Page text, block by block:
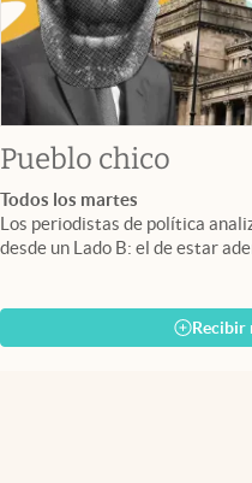
Pueblo chico
Todos los martes
Los periodistas de política
desde un Lado B: el de estar
Recibir